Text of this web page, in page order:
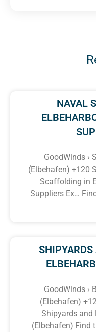
NAVAL
GoodWinds ›
(Elbehafen) +120
Scaffolding in
Suppliers Ex…
GoodWinds ›
(Elbehafen)
Shipyards and
(Elbehafen) Find